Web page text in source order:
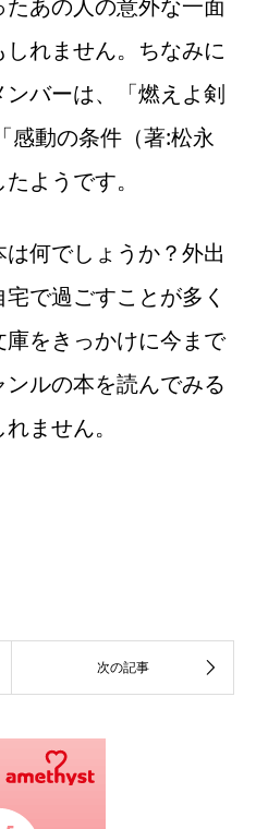
れません。ちなみに
バーは、「燃えよ剣
感動の条件（著:松永
ようです。
何でしょうか？外出
で過ごすことが多く
をきっかけに今まで
ルの本を読んでみる
ません。